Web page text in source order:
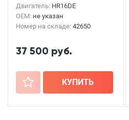
Двигатель: HR16DE
OEM: не указан
Номер на складе: 42650
37 500 руб.
+ КУПИТЬ